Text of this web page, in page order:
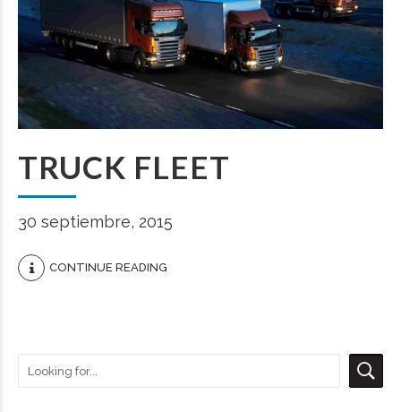
TRUCK FLEET
30 septiembre, 2015
CONTINUE READING